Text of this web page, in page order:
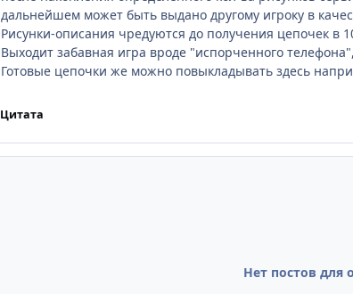
дальнейшем может быть выдано другому игроку в
Рисунки-описания чредуются до получения цепочек в
Выходит забавная игра вроде "испорченного
Готовые цепочки же можно повыкладывать здесь
Цитата
Нет постов для